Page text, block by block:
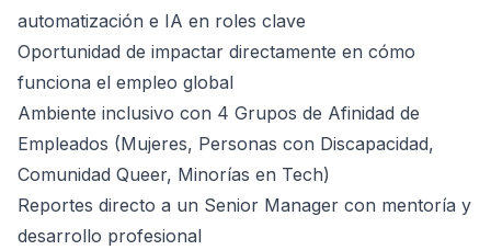
automatización e IA en roles clave
Oportunidad de impactar directamente en cómo
funciona el empleo global
Ambiente inclusivo con 4 Grupos de Afinidad de
Empleados (Mujeres, Personas con Discapacidad,
Comunidad Queer, Minorías en Tech)
Reportes directo a un Senior Manager con mentoría y
desarrollo profesional